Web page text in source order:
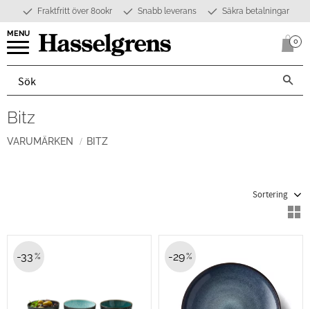
Meny
Fraktfritt över 800kr Snabb leverans Säkra betalningar
0
Bitz
VARUMÄRKEN BITZ
33 % 29%